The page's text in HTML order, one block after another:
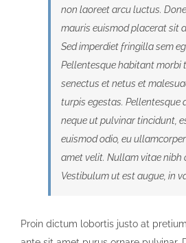
non laoreet arcu luctus.
mauris euismod placerat sit
Sed imperdiet fringilla sem
Pellentesque habitant morbi
senectus et netus et
turpis egestas. Pellentesque
neque ut pulvinar tincidunt,
euismod odio, eu
amet velit. Nullam vitae nibh
Vestibulum ut est augue, in
Proin dictum lobortis justo at